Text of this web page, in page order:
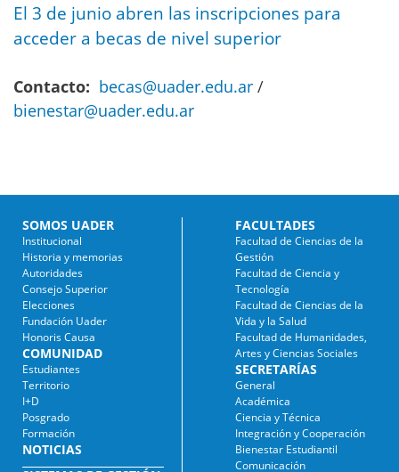
El 3 de junio abren las inscripciones para
acceder a becas de nivel superior
Contacto: becas@uader.edu.ar /
bienestar@uader.edu.ar
SOMOS UADER
Institucional
Historia y memorias
Autoridades
Consejo Superior
Elecciones
Fundación Uader
Honoris Causa
COMUNIDAD
Estudiantes
Territorio
I+D
Posgrado
Formación
NOTICIAS
FACULTADES
Facultad de Ciencias de la
Gestión
Facultad de Ciencia y
Tecnología
Facultad de Ciencias de la
Vida y la Salud
Facultad de Humanidades,
Artes y Ciencias Sociales
SECRETARÍAS
General
Académica
Ciencia y Técnica
Integración y Cooperación
Bienestar Estudiantil
Comunicación